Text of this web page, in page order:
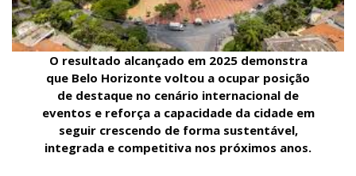
O resultado alcançado em 2025 demonstra
que Belo Horizonte voltou a ocupar posição
de destaque no cenário internacional de
eventos e reforça a capacidade da cidade em
seguir crescendo de forma sustentável,
integrada e competitiva nos próximos anos.